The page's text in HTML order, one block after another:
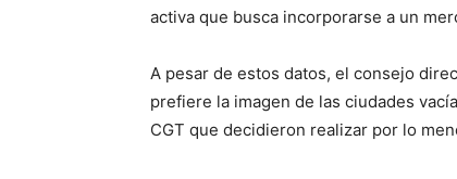
activa que busca incorporarse a un
A pesar de estos datos, el consejo
prefiere la imagen de las ciudades
CGT que decidieron realizar por lo